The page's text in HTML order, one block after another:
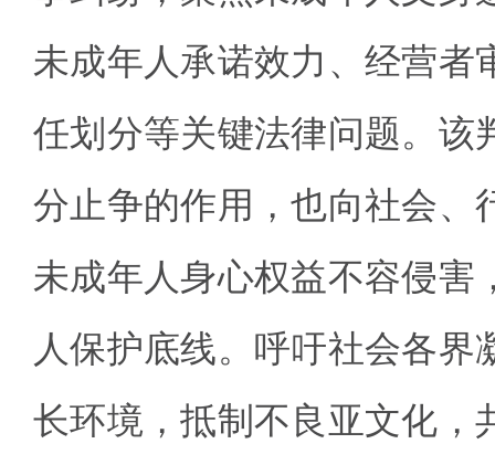
未成年人承诺效力、经营者
任划分等关键法律问题。该
分止争的作用，也向社会、
未成年人身心权益不容侵害
人保护底线。呼吁社会各
长环境，抵制不良亚文化，